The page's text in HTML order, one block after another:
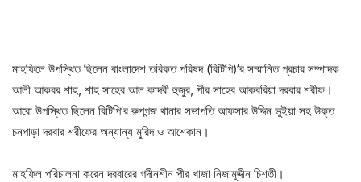
মাহফিলে উপস্থিত ছিলেন বাংলাদেশ তরিকত পরিষদ (বিটিপি)’র সম্মানিত প্রচার সম্পাদক
আলী আকবর শাহ, শাহ সাহেব আল কাদরী হুজুর, পীর সাহেব আকবরিয়া দরবার শরীফ।
আরো উপস্থিত ছিলেন বিটিপি’র রুপগন্জ থানার সভাপতি আফসার উদ্দিন ভুইয়া সহ উক্ত
চনপাড়া দরবার শরীফের অন্যান্য মুরিদ ও আশেকান।
মাহফিল পরিচালনা করেন দরবারের গদীনশীন পীর খাজা নিজামুদ্দীন চিশতী।